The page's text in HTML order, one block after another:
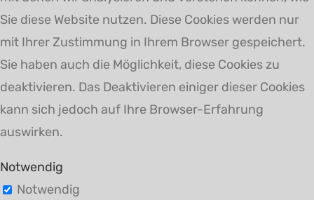
Sie diese Website nutzen. Diese Cookies werden nur
mit Ihrer Zustimmung in Ihrem Browser gespeichert.
Sie haben auch die Möglichkeit, diese Cookies zu
deaktivieren. Das Deaktivieren einiger dieser Cookies
kann sich jedoch auf Ihre Browser-Erfahrung
auswirken.
Notwendig
Notwendig